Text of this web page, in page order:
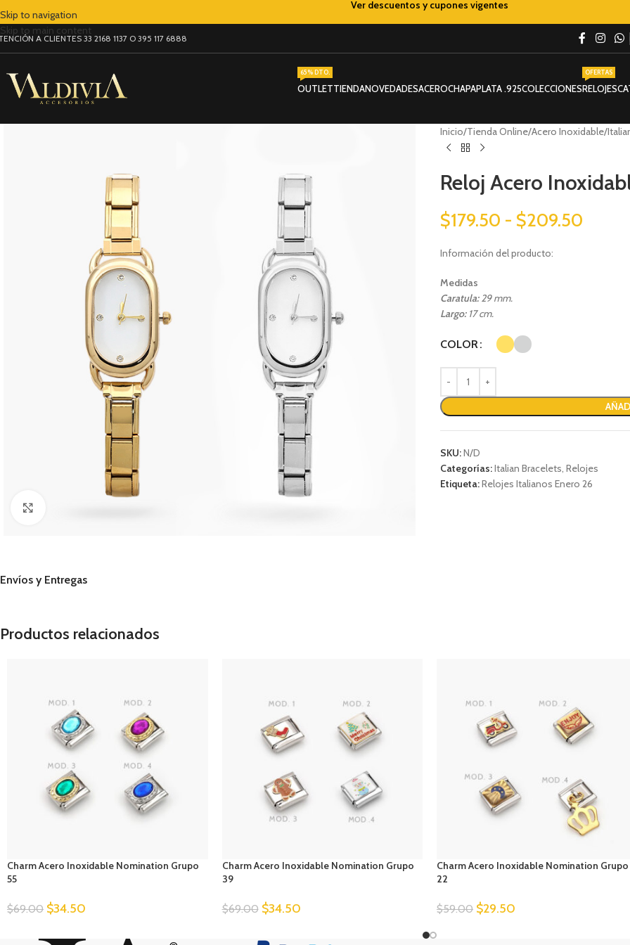
Skip to navigation
Skip to main content
Ver descuentos y cupones vigentes
A CLIENTES 33 2168 1137 O 395 117 6888
OUTLET
65% DTO.
TIENDANOVEDADESACEROCHAPAPLATA .925COLECCIONESRELOJES
OFERTAS
Inicio Tienda Online Acero Inoxidable
Reloj Acero
$179.50 - $209.50
Información del producto:
Medidas
Caratula:29 mm.
Largo:17 cm.
COLOR
SKU:N/D
Categorías:Italian Bracelets, Relojes
Etiqueta:Relojes Italianos Enero 26
Envíos y Entregas
Productos relacionados
Charm Acero Inoxidable Nomination Grupo
55
$69.00 $34.50
Charm Acero Inoxidable Nomination Grupo
39
$69.00 $34.50
Charm Acero Inoxidable Nomination Grupo
22
$59.00 $29.50